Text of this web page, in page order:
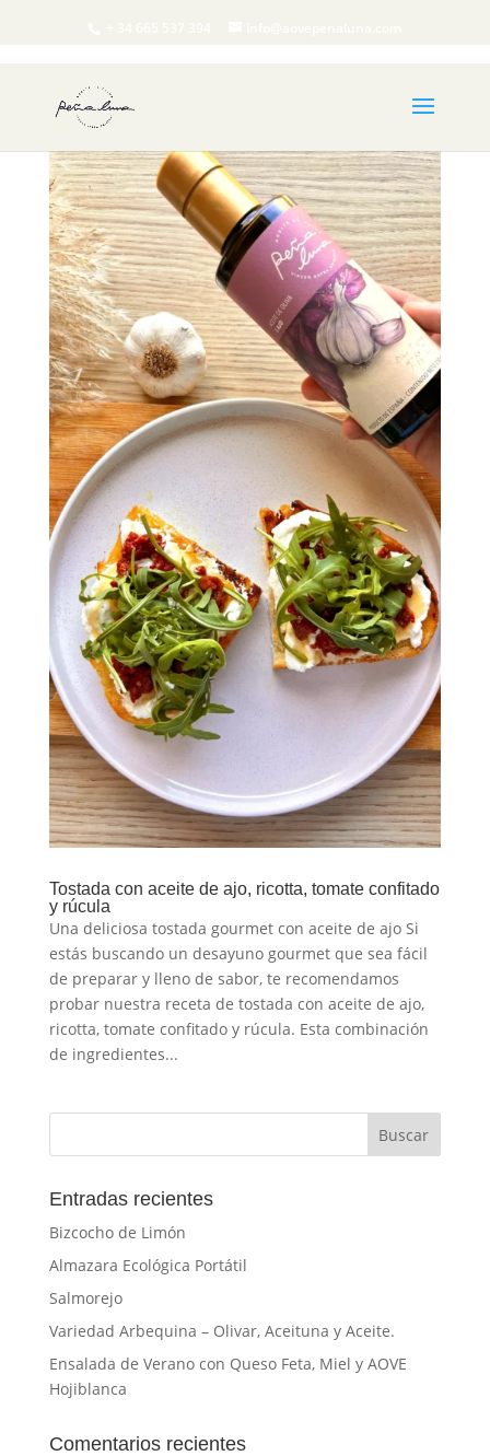
Tostada con aceite de ajo, ricotta, tomate confitado
y rúcula
Una deliciosa tostada gourmet con aceite de ajo Si
estás buscando un desayuno gourmet que sea fácil
de preparar y lleno de sabor, te recomendamos
probar nuestra receta de tostada con aceite de ajo,
ricotta, tomate confitado y rúcula. Esta combinación
de ingredientes...
Entradas recientes
Bizcocho de Limón
Almazara Ecológica Portátil
Salmorejo
Variedad Arbequina – Olivar, Aceituna y Aceite.
Ensalada de Verano con Queso Feta, Miel y AOVE
Hojiblanca
Comentarios recientes